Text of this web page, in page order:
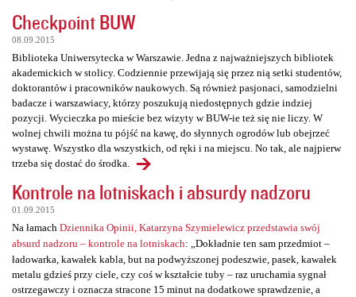
Checkpoint BUW
08.09.2015
Biblioteka Uniwersytecka w Warszawie. Jedna z najważniejszych bibliotek
akademickich w stolicy. Codziennie przewijają się przez nią setki studentów,
doktorantów i pracowników naukowych. Są również pasjonaci, samodzielni
badacze i warszawiacy, którzy poszukują niedostępnych gdzie indziej
pozycji. Wycieczka po mieście bez wizyty w BUW-ie też się nie liczy. W
wolnej chwili można tu pójść na kawę, do słynnych ogrodów lub obejrzeć
wystawę. Wszystko dla wszystkich, od ręki i na miejscu. No tak, ale najpierw
trzeba się dostać do środka.
Kontrole na lotniskach i absurdy nadzoru
01.09.2015
Na łamach Dziennika Opinii, Katarzyna Szymielewicz przedstawia swój
absurd nadzoru – kontrole na lotniskach: „Dokładnie ten sam przedmiot –
ładowarka, kawałek kabla, but na podwyższonej podeszwie, pasek, kawałek
metalu gdzieś przy ciele, czy coś w kształcie tuby – raz uruchamia sygnał
ostrzegawczy i oznacza stracone 15 minut na dodatkowe sprawdzenie, a